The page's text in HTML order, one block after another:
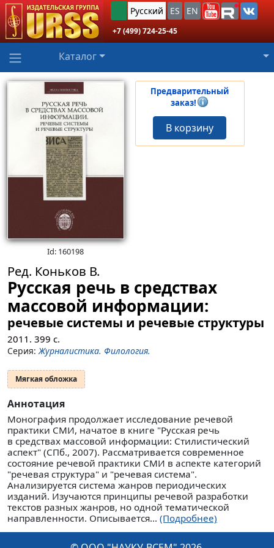
Русский ES EN
+7 (499) 724-25-45
Каталог
Id: 160198
Предварительный
заказ!
В корзину
Ред. Коньков В.
Русская речь в средствах
массовой информации:
речевые системы и речевые структуры
2011. 399 с.
Серия:Журналистика. Филология.
Мягкая обложка
Аннотация
Монография продолжает исследование речевой
практики СМИ, начатое в книге "Русская речь
в средствах массовой информации: Стилистический
аспект" (СПб., 2007). Рассматривается современное
состояние речевой практики СМИ в аспекте категорий
"речевая структура" и "речевая система".
Анализируется система жанров периодических
изданий. Изучаются принципы речевой разработки
текстов разных жанров, но одной тематической
направленности. Описывается... (Подробнее)